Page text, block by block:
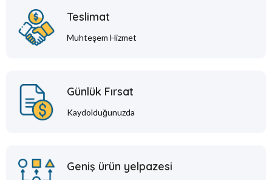
Teslimat
Muhteşem Hizmet
Günlük Fırsat
Kaydolduğunuzda
Geniş ürün yelpazesi